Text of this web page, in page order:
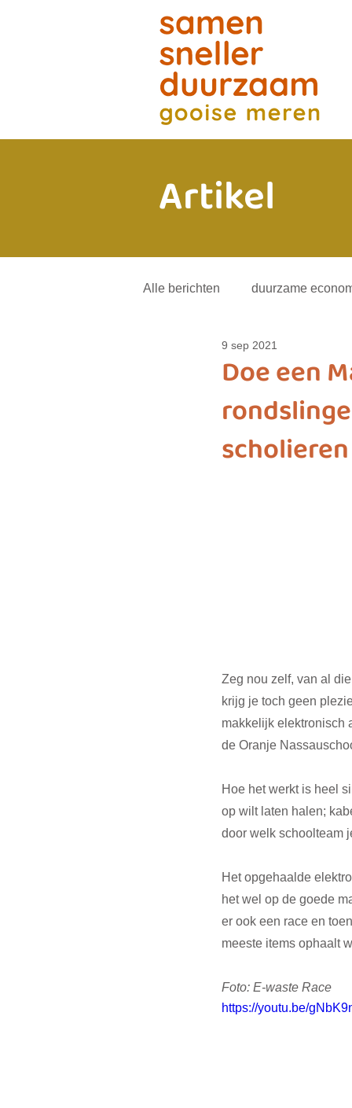
Artikel
Alle berichten duurzame
energietransitie
biodiversiteit sustainable
Doe een
scholieren
9 sep 2021
Zeg nou zelf, van al
krijg je toch geen
makkelijk elektronisch
de Oranje
Hoe het werkt is heel
op wilt laten halen;
door welk schoolteam
Het opgehaalde
het wel op de goede
er ook een race en
meeste items ophaalt
Foto: E-waste Race
https://youtu.be/